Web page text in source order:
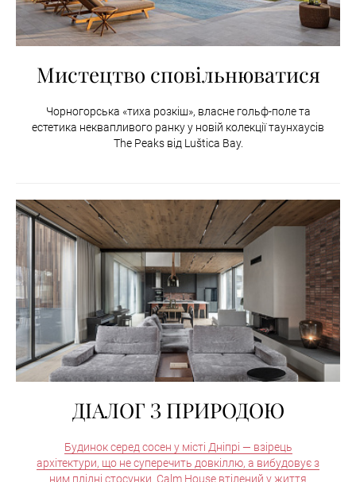
Мистецтво сповільнюватися
Чорногорська «тиха розкіш», власне гольф-поле та
естетика неквапливого ранку у новій колекції таунхаусів
The Peaks від Luštica Bay.
ДІАЛОГ З ПРИРОДОЮ
Будинок серед сосен у місті Дніпрі — взірець
архітектури, що не суперечить довкіллю, а вибудовує з
ним плідні стосунки. Calm House втiлений у життя